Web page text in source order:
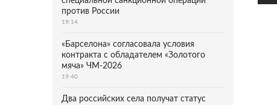
против России
19:14
«Барселона» согласовала условия
контракта с обладателем «Золотого
мяча» ЧМ-2026
19:40
Два российских села получат статус